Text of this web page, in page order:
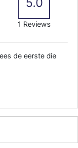
1 Reviews
de eerste die